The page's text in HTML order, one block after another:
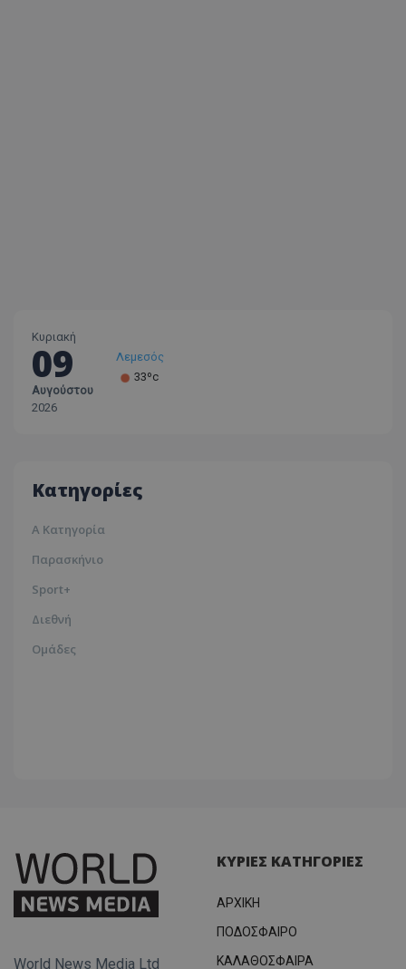
Κυριακή
09
Αυγούστου
2026
Λεμεσός
33ºc
Κατηγορίες
Α Κατηγορία
Παρασκήνιο
Sport+
Διεθνή
Ομάδες
World News Media Ltd
ΚΥΡΙΕΣ ΚΑΤΗΓΟΡΙΕΣ
ΑΡΧΙΚΗ
ΠΟΔΟΣΦΑΙΡΟ
ΚΑΛΑΘΟΣΦΑΙΡΑ